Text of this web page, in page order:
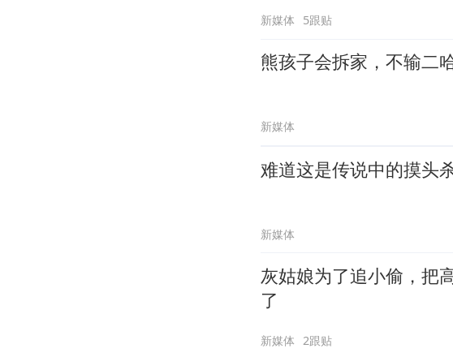
新媒体 5跟贴
熊孩子会拆家，不输二
新媒体
难道这是传说中的摸头
新媒体
灰姑娘为了追小偷，把
了
新媒体 2跟贴